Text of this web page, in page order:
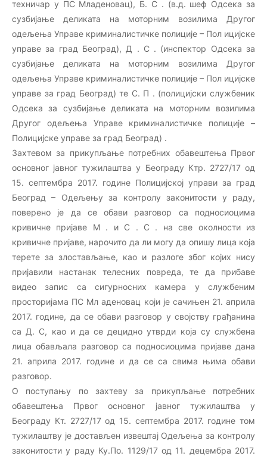
техничар у ПС Младеновац), Б. С . (в.д. шеф Одсека за
сузбијање деликата на моторним возилима Другог
одељења Управе криминалистичке полиције – Пол ицијске
управе за град Београд), Д . С . (инспектор Одсека за
сузбијање деликата на моторним возилима Другог
одељења Управе криминалистичке полиције – Пол ицијске
управе за град Београд) те С. П . (полицијски службеник
Одсека за сузбијање деликата на моторним возилима
Другог одељења Управе криминалистичке полиције –
Полицијске управе за град Београд) .
Захтевом за прикупљање потребних обавештења Првог
основног јавног тужилаштва у Београду Ктр. 2727/17 од
15. септембра 2017. године Полицијској управи за град
Београд – Одељењу за контролу законитости у раду,
поверено је да се обави разговор са подносиоцима
кривичне пријаве М . и С . С . на све околности из
кривичне пријаве, нарочито да ли могу да опишу лица која
терете за злостављање, као и разлоге због којих нису
пријавили настанак телесних повреда, те да прибаве
видео запис са сигурносних камера у службеним
просторијама ПС Мл аденовац који је сачињен 21. априла
2017. године, да се обави разговор у својству грађанина
са Д. С, као и да се децидно утврди која су службена
лица обављала разговор са подносиоцима пријаве дана
21. априла 2017. године и да се са свима њима обави
разговор.
О поступању по захтеву за прикупљање потребних
обавештења Првог основног јавног тужилаштва у
Београду Кт. 2727/17 од 15. септембра 2017. године том
тужилаштву је достављен извештај Одељења за контролу
законитости у раду Ку.По. 1129/17 од 11. децембра 2017.